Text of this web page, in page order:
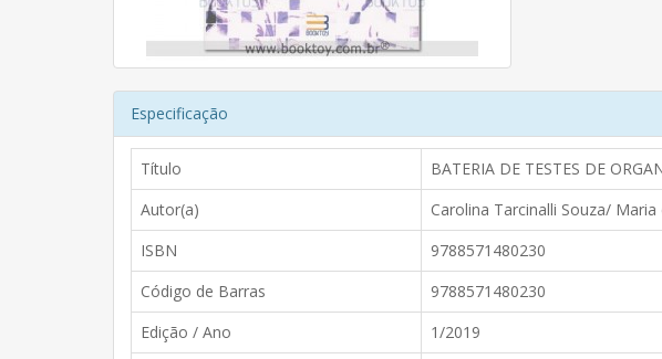
Especificação
Título
BATERIA DE TESTES DE
Autor(a)
Carolina Tarcinalli Souza/
ISBN
9788571480230
Código de Barras
9788571480230
Edição / Ano
1/2019